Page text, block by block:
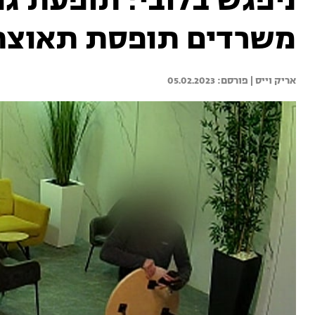
משרדים תופסת
אריק וייס | 05.02.2023